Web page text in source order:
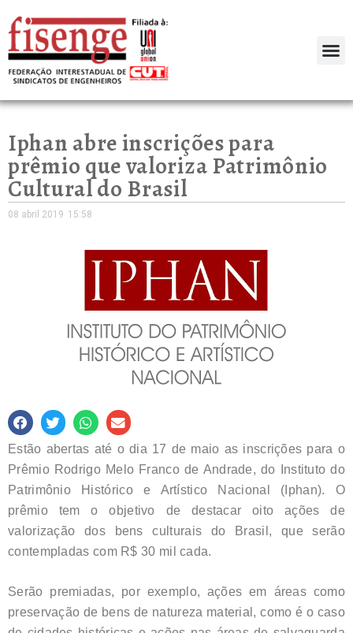
Iphan abre inscrições para
prêmio que valoriza Patrimônio
Cultural do Brasil
08 abril 2019 15:58
Estão abertas até o dia 17 de maio as inscrições para o
Prêmio Rodrigo Melo Franco de Andrade, do Instituto do
Patrimônio Histórico e Artístico Nacional (Iphan). O
prêmio tem o objetivo de destacar oito ações de
valorização dos bens culturais do Brasil, que serão
contempladas com R$ 30 mil cada.
Serão premiadas, por exemplo, ações em áreas como
preservação de bens de natureza material, como é o caso